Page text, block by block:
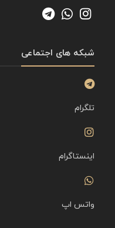
شبکه های اجتماعی
تلگرام
اینستاگرام
واتس اپ